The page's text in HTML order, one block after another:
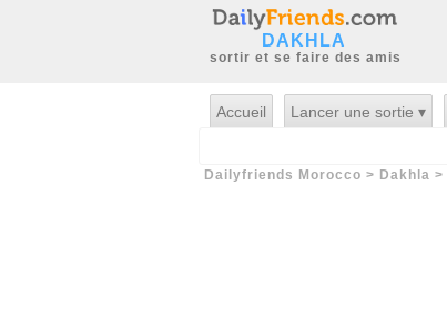
DAKHLA
sortir et se faire des amis
Accueil Lancer une sortie ▾
Dailyfriends Morocco > Dakhla >